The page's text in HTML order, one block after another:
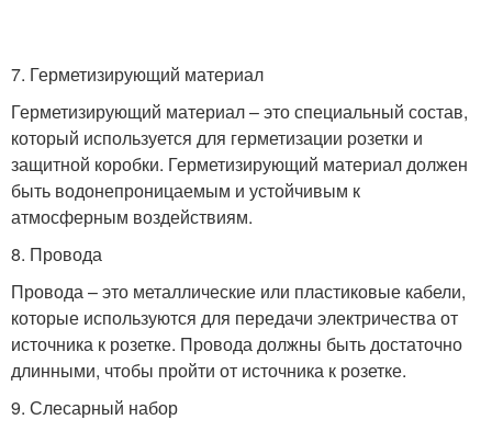
7. Герметизирующий материал
Герметизирующий материал – это специальный состав,
который используется для герметизации розетки и
защитной коробки. Герметизирующий материал должен
быть водонепроницаемым и устойчивым к
атмосферным воздействиям.
8. Провода
Провода – это металлические или пластиковые кабели,
которые используются для передачи электричества от
источника к розетке. Провода должны быть достаточно
длинными, чтобы пройти от источника к розетке.
9. Слесарный набор